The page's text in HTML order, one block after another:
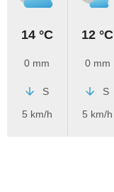
14 °C
0 mm
S
5 km/h
12 °C
0 mm
S
5 km/h